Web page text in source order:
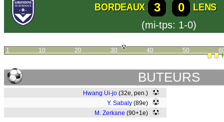
BORDEAUX 3 0
LENS
(mi-tps: 1-0)
1 10 20 30 40 50
BUTEURS
Hwang Ui-jo (32e, pen.)
Y. Sabaly (89e)
M. Zerkane (90+1e)